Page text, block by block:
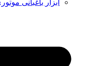
ابزار باغبانی